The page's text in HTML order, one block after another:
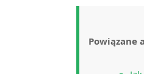
Powiązane